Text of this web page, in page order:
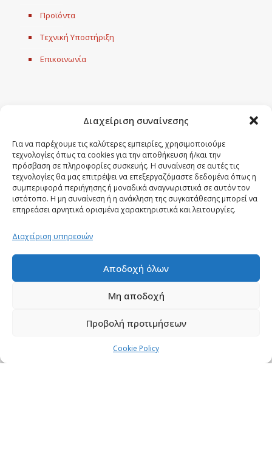
Διαχείριση συναίνεσης
Για να παρέχουμε τις καλύτερες εμπειρίες, χρησιμοποιούμε
τεχνολογίες όπως τα cookies για την αποθήκευση ή/και την
πρόσβαση σε πληροφορίες συσκευής. Η συναίνεση σε αυτές τις
τεχνολογίες θα μας επιτρέψει να επεξεργαζόμαστε δεδομένα όπως η
συμπεριφορά περιήγησης ή μοναδικά αναγνωριστικά σε αυτόν τον
ιστότοπο. Η μη συναίνεση ή η ανάκληση της συγκατάθεσης μπορεί να
επηρεάσει αρνητικά ορισμένα χαρακτηριστικά και λειτουργίες.
Διαχείριση υπηρεσιών
Αποδοχή όλων
Μη αποδοχή
Προβολή προτιμήσεων
Cookie Policy
Προϊόντα
Τεχνική Υποστήριξη
Επικοινωνία
Διεύθυνση: Eπαρχιακή Οδός Γιαννιτσών – Αξού, ΤΚ 581 00 – ΤΘ
53, Γιαννιτσά Νομού Πέλλας
Κεντρικό:
Διεύθυνση: Βάκχου 30, ΤΚ 546 29, Θεσσαλονίκη
tecnoplastica@otenet.gr